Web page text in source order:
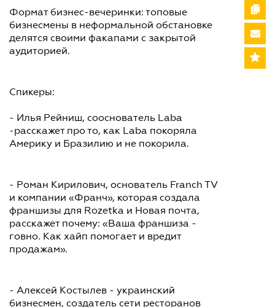
Формат бизнес-вечеринки: топовые
бизнесмены в неформальной обстановке
делятся своими факапами с закрытой
аудиторией.
Спикеры:
- Илья Рейниш, сооснователь Laba
-расскажет про то, как Laba покоряла
Америку и Бразилию и не покорила.
- Роман Кирилович, основатель Franch TV
и компании «Франч», которая создала
франшизы для Rozetka и Новая почта,
расскажет почему: «Ваша франшиза -
говно. Как хайп помогает и вредит
продажам».
- Алексей Костылев - украинский
бизнесмен, создатель сети ресторанов